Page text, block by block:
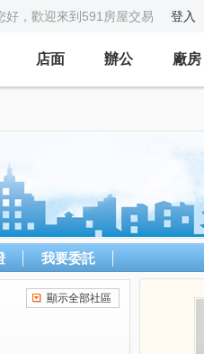
好，歡迎來到591房屋交易 登入
店面 辦公 廠房
我要委託
顯示全部社區